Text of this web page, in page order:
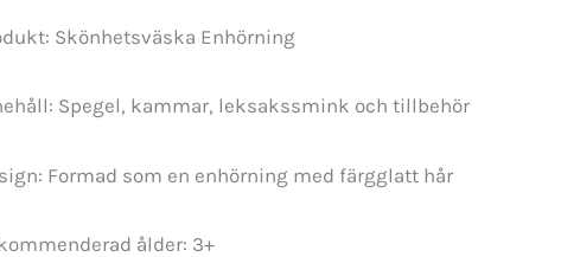
Skönhetsväska Enhörning
Spegel, kammar, leksakssmink och tillbehör
Formad som en enhörning med färgglatt hår
ålder: 3+